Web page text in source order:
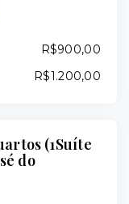
R$900,00
R$1.200,00
(1Suíte
do